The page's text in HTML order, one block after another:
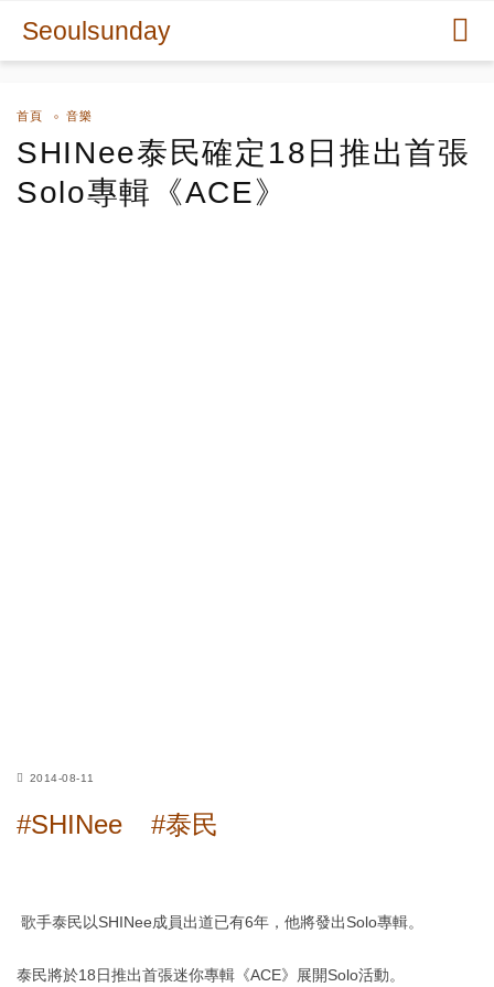
Seoulsunday
首頁 音樂
SHINee泰民確定18日推出首張
Solo專輯《ACE》
2014-08-11
#SHINee #泰民
歌手泰民以SHINee成員出道已有6年，他將發出Solo專輯。
泰民將於18日推出首張迷你專輯《ACE》展開Solo活動。